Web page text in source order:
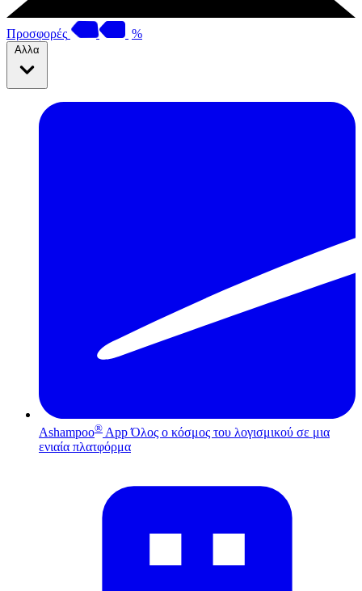
Προσφορές %
Αλλα
Ashampoo® App Όλος ο κόσμος του λογισμικού σε μια
ενιαία πλατφόρμα